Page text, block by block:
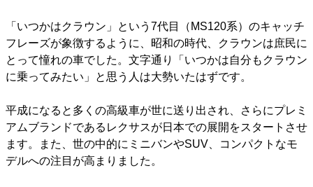
「いつかはクラウン」という7代目（MS120系）のキャッチ
フレーズが象徴するように、昭和の時代、クラウンは庶民に
とって憧れの車でした。文字通り「いつかは自分もクラウン
に乗ってみたい」と思う人は大勢いたはずです。
平成になると多くの高級車が世に送り出され、さらにプレミ
アムブランドであるレクサスが日本での展開をスタートさせ
ます。また、世の中的にミニバンやSUV、コンパクトなモ
デルへの注目が高まりました。